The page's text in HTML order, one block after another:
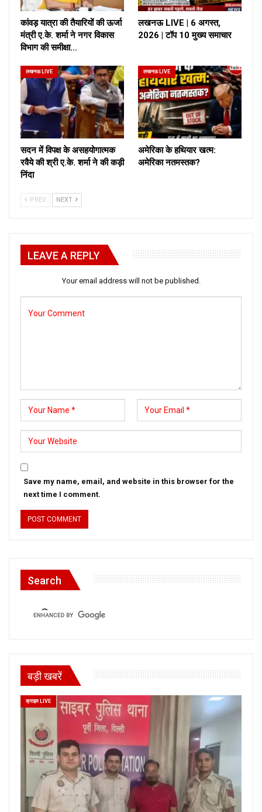
कांवड़ यात्रा की तैयारियों की ऊर्जा
मंत्री ए.के. शर्मा ने नगर विकास
विभाग की समीक्षा…
लखनऊ LIVE | 6 अगस्त,
2026 | टॉप 10 मुख्य समाचार
लखनऊ LIVE
सदन में विपक्ष के असहयोगात्मक
रवैये की श्री ए.के. शर्मा ने की कड़ी
निंदा
लखनऊ LIVE
अमेरिका के हथियार खत्म:
अमेरिका नतमस्तक?
PREV NEXT
LEAVE A REPLY
Your email address will not be published.
Save my name, email, and website in this browser for the
next time I comment.
Search
बड़ी खबरें
क्राइम LIVE